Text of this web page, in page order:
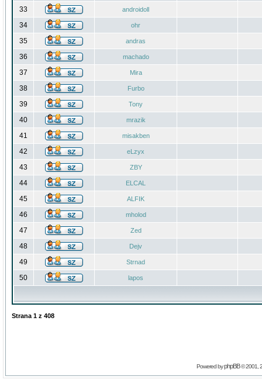
33 androidoll
34 ohr
35 andras
36 machado
37 Mira
38 Furbo
39 Tony
40 mrazik
41 misakben
42 eLzyx
43 ZBY
44 ELCAL
45 ALFIK
46 mholod
47 Zed
48 Dejv
49 Strnad
50 lapos
Strana 1 z 408
Powered byphpBB© 2001,